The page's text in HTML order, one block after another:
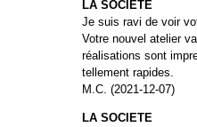
LA SOCIETE
Je suis ravi de voir
Votre nouvel atelier
réalisations sont
tellement rapides.
M.C. (2021-12-07)
LA SOCIETE